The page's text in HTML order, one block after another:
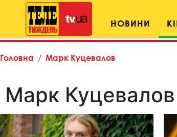
НОВИНИ
Головна Марк Куцевалов
Марк Куцевалов